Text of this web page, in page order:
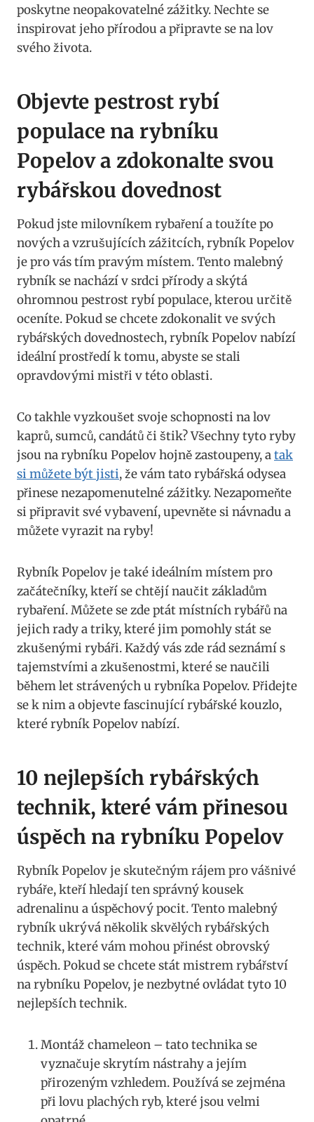
poskytne neopakovatelné zážitky. Nechte se
inspirovat jeho přírodou a připravte se na lov
svého života.
Objevte pestrost rybí
populace na rybníku
Popelov a zdokonalte svou
rybářskou dovednost
Pokud jste milovníkem rybaření a toužíte po
nových a vzrušujících zážitcích, rybník Popelov
je pro vás tím pravým místem. Tento malebný
rybník se nachází v srdci přírody a skýtá
ohromnou pestrost rybí populace, kterou určitě
oceníte. Pokud se chcete zdokonalit ve svých
rybářských dovednostech, rybník Popelov nabízí
ideální prostředí k tomu, abyste se stali
opravdovými mistři v této oblasti.
Co takhle vyzkoušet svoje schopnosti na lov
kaprů, sumců, candátů či štik? Všechny tyto ryby
jsou na rybníku Popelov hojně zastoupeny, atak
si můžete být jisti, že vám tato rybářská odysea
přinese nezapomenutelné zážitky. Nezapomeňte
si připravit své vybavení, upevněte si návnadu a
můžete vyrazit na ryby!
Rybník Popelov je také ideálním místem pro
začátečníky, kteří se chtějí naučit základům
rybaření. Můžete se zde ptát místních rybářů na
jejich rady a triky, které jim pomohly stát se
zkušenými rybáři. Každý vás zde rád seznámí s
tajemstvími a zkušenostmi, které se naučili
během let strávených u rybníka Popelov. Přidejte
se k nim a objevte fascinující rybářské kouzlo,
které rybník Popelov nabízí.
10 nejlepších rybářských
technik, které vám přinesou
úspěch na rybníku Popelov
Rybník Popelov je skutečným rájem pro vášnivé
rybáře, kteří hledají ten správný kousek
adrenalinu a úspěchový pocit. Tento malebný
rybník ukrývá několik skvělých rybářských
technik, které vám mohou přinést obrovský
úspěch. Pokud se chcete stát mistrem rybářství
na rybníku Popelov, je nezbytné ovládat tyto 10
nejlepších technik.
Montáž chameleon – tato technika se
vyznačuje skrytím nástrahy a jejím
přirozeným vzhledem. Používá se zejména
při lovu plachých ryb, které jsou velmi